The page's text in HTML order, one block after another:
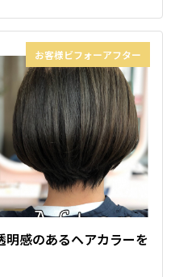
お客様ビフォーアフター
感のあるヘアカラーを